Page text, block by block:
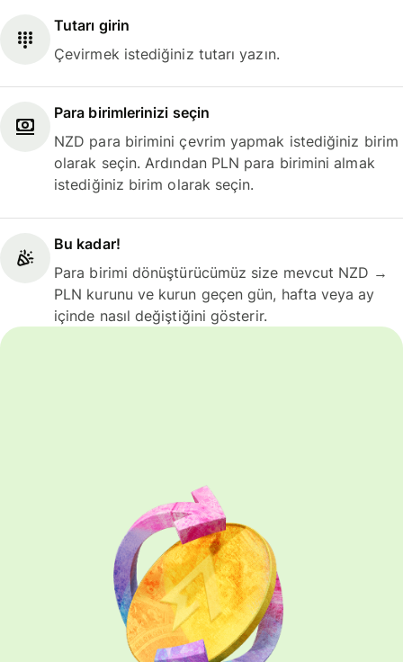
Tutarı girin
Çevirmek istediğiniz tutarı yazın.
Para birimlerinizi seçin
NZD para birimini çevrim yapmak istediğiniz birim
olarak seçin. Ardından PLN para birimini almak
istediğiniz birim olarak seçin.
Bu kadar!
Para birimi dönüştürücümüz size mevcut NZD →
PLN kurunu ve kurun geçen gün, hafta veya ay
içinde nasıl değiştiğini gösterir.